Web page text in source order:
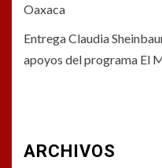
Oaxaca
Entrega Claudia
apoyos del programa El
ARCHIVOS